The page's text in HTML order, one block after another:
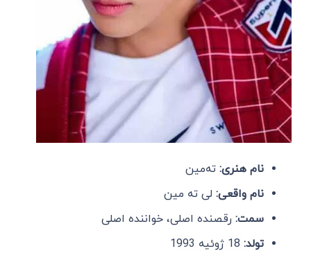
نام هنری: ته‌مین
نام واقعی: لی ته مین
سمت: رقصنده اصلی، خواننده اصلی
تولد: 18 ژوئیه 1993